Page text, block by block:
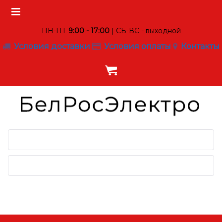
ПН-ПТ 9:00 - 17:00| СБ-ВС - выходной
Условия доставки Условия оплаты Контакты